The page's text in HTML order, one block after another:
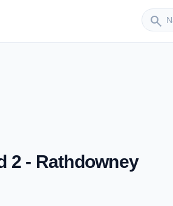
search
2 - Rathdowney